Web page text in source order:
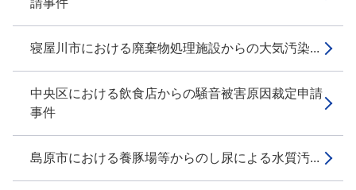
請事件
寝屋川市における廃棄物処理施設からの大気汚染...
中央区における飲食店からの騒音被害原因裁定申請
事件
島原市における養豚場等からのし尿による水質汚...